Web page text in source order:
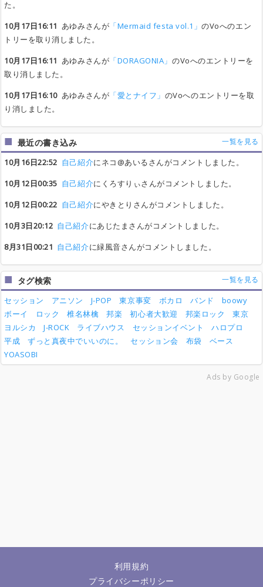
た。
10月17日16:11 あゆみさんが 「Mermaid festa vol.1」のVoへのエン
トリーを取り消しました。
10月17日16:11 あゆみさんが 「DORAGONIA」のVoへのエントリーを
取り消しました。
10月17日16:10あゆみさんが 「愛とナイフ」 のVoへのエントリーを取
り消しました。
最近の書き込み 一覧を見る
10月16日22:52 自己紹介にネコ@あいるさんがコメントしました。
10月12日00:35 自己紹介にくろすりぃさんがコメントしました。
10月12日00:22 自己紹介にやきとりさんがコメントしました。
10月3日20:12 自己紹介にあじたまさんがコメントしました。
8月31日00:21 自己紹介に緑風音さんがコメントしました。
タグ検索 一覧を見る
セッション アニソン J-POP 東京事変 ボカロ バンド
boowy
ボーイ
ロック 椎名林檎 邦楽 初心者大歓迎 邦楽ロック
東京
ヨルシカ
J-ROCK ライブハウス セッションイベント
ハロプロ
平成
ずっと真夜中でいいのに。 セッション会 布袋
ベース
YOASOBI
Ads by Google
利用規約
プライバシーポリシー